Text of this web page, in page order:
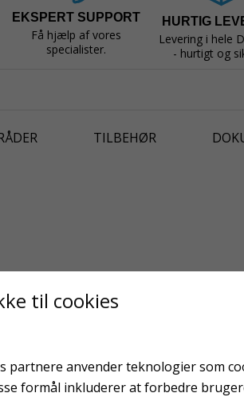
EKSPERT SUPPORT
Få hjælp af vores
specialister.
HURTIG
Levering i hele
- hurtigt og
TILBEHØR
til cookies
partnere anvender teknologier som
formål inkluderer at forbedre